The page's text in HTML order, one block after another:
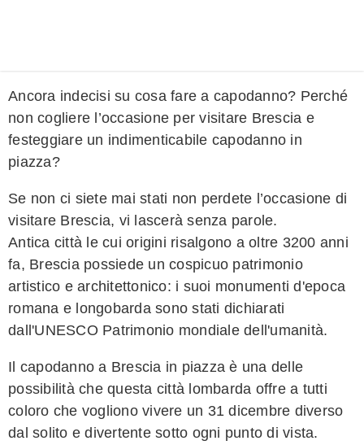
Ancora indecisi su cosa fare a capodanno? Perché
non cogliere l’occasione per visitare Brescia e
festeggiare un indimenticabile capodanno in
piazza?
Se non ci siete mai stati non perdete l’occasione di
visitare Brescia, vi lascerà senza parole.
Antica città le cui origini risalgono a oltre 3200 anni
fa, Brescia possiede un cospicuo patrimonio
artistico e architettonico: i suoi monumenti d'epoca
romana e longobarda sono stati dichiarati
dall'UNESCO Patrimonio mondiale dell'umanità.
Il capodanno a Brescia in piazza è una delle
possibilità che questa città lombarda offre a tutti
coloro che vogliono vivere un 31 dicembre diverso
dal solito e divertente sotto ogni punto di vista.